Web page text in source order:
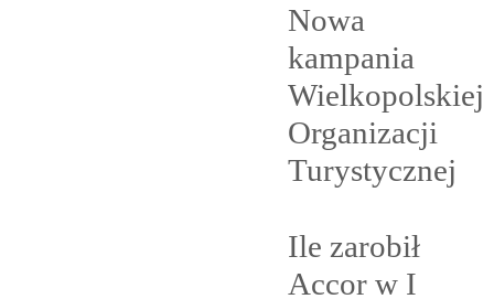
Nowa
kampania
Wielkopolskiej
Organizacji
Turystycznej
Ile zarobił
Accor w I